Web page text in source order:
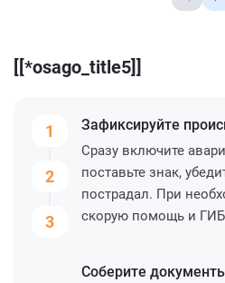
[[*osago_title5]]
1
2
3
Зафиксируйте
Сразу включите
поставьте знак,
пострадал. При
скорую помощь и
Соберите